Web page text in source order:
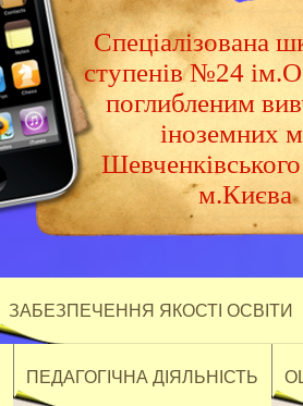
Спеціалізована
ступенів №24
поглибленим
іноземних
м.Києва
ЗАБЕЗПЕЧЕННЯ ЯКОСТІ ОСВІТИ
ПЕДАГОГІЧНА ДІЯЛЬНІСТЬ